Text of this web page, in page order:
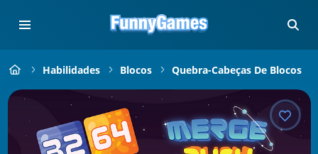
Habilidades Blocos Quebra-Cabeças De Blocos